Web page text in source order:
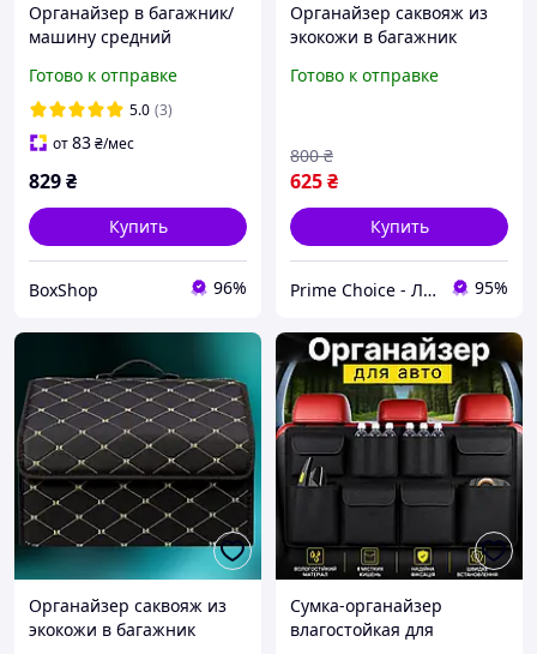
Органайзер в багажник/
машину средний
Trunk Box черный (GS-
105911)
Готово к отправке
5.0 (3)
от83₴/мес
829₴
Купить
BoxShop 96%
Органайзер саквояж из
экокожи в багажник
сумка на липучках
Готово к отправке
625₴
800 ₴
Купить
Prime Choice - Лучший выбор 95%
Органайзер саквояж из
экокожи в багажник
Сумка-органайзер
влагостойкая для